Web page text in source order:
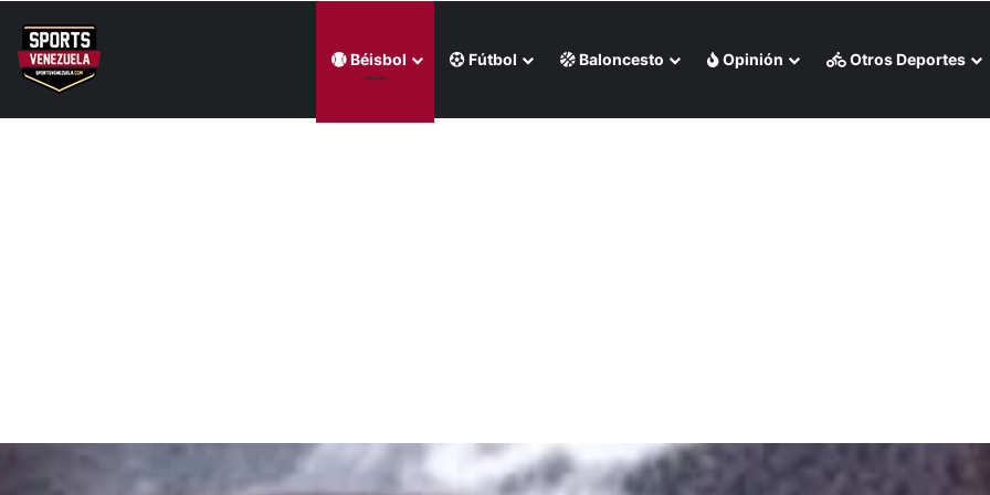
Béisbol Fútbol Baloncesto Opinión Otros Deportes
Última hora